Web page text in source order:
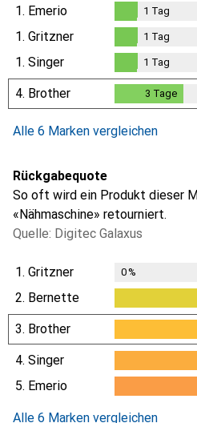
1. Emerio
Tag
1 Tag
1. Gritzner
Tag
1 Tag
1. Singer
1Tag
1 Tag
4. Brother 3 Tage
Alle 6 Marken vergleichen
Rückgabequote
So oft wird ein Produkt dieser
«Nähmaschine» retourniert.
Quelle: Digitec Galaxus
1. Gritzner 0%
2. Bernette
3. Brother
4. Singer
5. Emerio
Alle 6 Marken vergleichen